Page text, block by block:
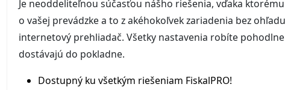
Je neoddeliteľnou súčasťou nášho riešenia, vďaka
o vašej prevádzke a to z akéhokoľvek zariadenia bez
internetový prehliadač. Všetky nastavenia robíte
dostávajú do pokladne.
Dostupný ku všetkým riešeniam FiskalPRO!